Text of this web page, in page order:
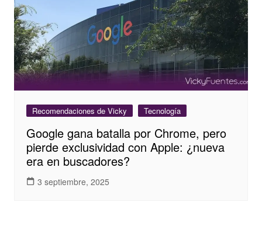
Recomendaciones de Vicky Tecnología
Google gana batalla por Chrome, pero
pierde exclusividad con Apple: ¿nueva
era en buscadores?
3 septiembre, 2025